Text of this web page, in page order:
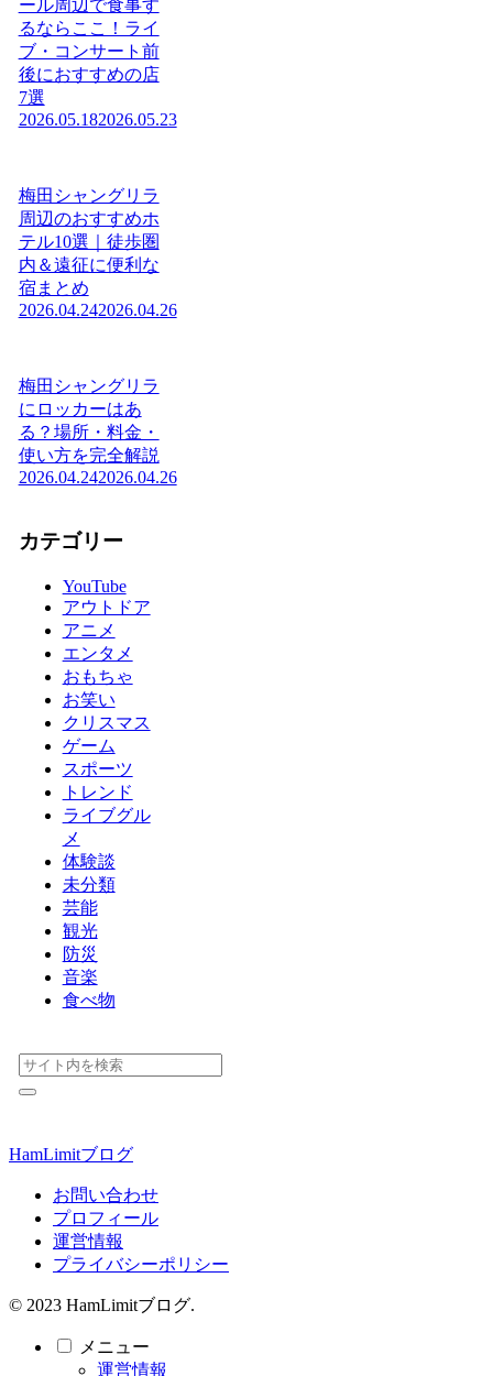
ール周辺で食事す
るならここ！ライ
ブ・コンサート前
後におすすめの店
7選
2026.05.182026.05.23
梅田シャングリラ
周辺のおすすめホ
テル10選｜徒歩圏
内＆遠征に便利な
宿まとめ
2026.04.242026.04.26
梅田シャングリラ
にロッカーはあ
る？場所・料金・
使い方を完全解説
2026.04.242026.04.26
カテゴリー
YouTube
アウトドア
アニメ
エンタメ
おもちゃ
お笑い
クリスマス
ゲーム
スポーツ
トレンド
ライブグル
メ
体験談
未分類
芸能
観光
防災
音楽
食べ物
HamLimitブログ
お問い合わせ
プロフィール
運営情報
プライバシーポリシー
© 2023 HamLimitブログ.
メニュー
運営情報